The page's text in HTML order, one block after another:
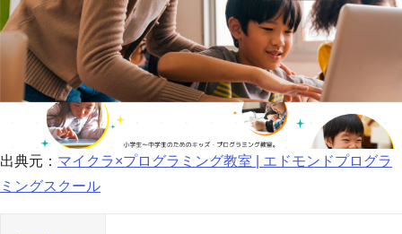
出典元： マイクラ×プログラミング教室 | エドモンドプログラ
ミングスクール